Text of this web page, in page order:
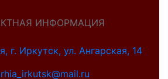
ИНФОРМАЦИЯ
г. Иркутск, ул. Ангарская, 14